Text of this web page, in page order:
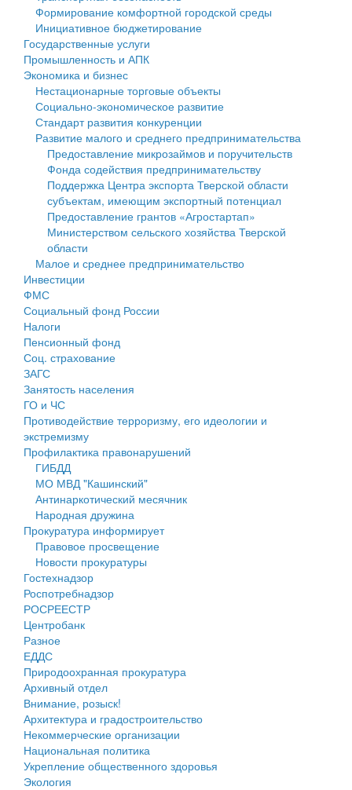
Государственные услуги
Промышленность и АПК
Экономика и бизнес
Символика
Устав
Гостям округа
Туризм
Культура
Образование
Здравоохранение
Социальная защита
Фотоальбом
муниципального округа Тверской области
Администрация Кашинского муниципального округа
Тверской области
Управление сельскими территориями
Открытые данные
Работа с обращениями граждан
Муниципальный контроль
Муниципальные услуги
Проекты административных регламентов
Антимонопольный комплаенс
Противодействие коррупции
Финансовое управление
Бюджет для граждан
Имущество
Выявление правообладателей ранее учтенных
объектов недвижимости
Имущественная поддержка субъектов малого и
среднего предпринимательства
Информационная поддержка субъектов малого и
среднего предпринимательства
Муниципальные программы
Контрольно-счетная палата
Персональные данные
Оценка регулирующего воздействия
Деятельность МУ
Нормативы градостроительного проектирования
Правила землепользования и застройки
Генеральные планы
Проекты планировки территории
Собрание депутатов
Городское поселение
Сельские поселения
Формирование комфортной городской среды
Инициативное бюджетирование
Государственные услуги
Промышленность и АПК
Экономика и бизнес
Нестационарные торговые объекты
Социально-экономическое развитие
Стандарт развития конкуренции
Развитие малого и среднего предпринимательства
Предоставление микрозаймов и поручительств
Фонда содействия предпринимательству
Поддержка Центра экспорта Тверской области
субъектам, имеющим экспортный потенциал
Предоставление грантов «Агростартап»
Министерством сельского хозяйства Тверской
области
Малое и среднее предпринимательство
Инвестиции
ФМС
Социальный фонд России
Налоги
Пенсионный фонд
Соц. страхование
ЗАГС
Занятость населения
ГО и ЧС
Противодействие терроризму, его идеологии и
экстремизму
Профилактика правонарушений
ГИБДД
МО МВД "Кашинский"
Антинаркотический месячник
Народная дружина
Прокуратура информирует
Правовое просвещение
Новости прокуратуры
Гостехнадзор
Роспотребнадзор
РОСРЕЕСТР
Центробанк
Разное
ЕДДС
Природоохранная прокуратура
Архивный отдел
Внимание, розыск!
Архитектура и градостроительство
Некоммерческие организации
Национальная политика
Укрепление общественного здоровья
Экология